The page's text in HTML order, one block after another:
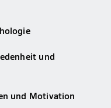
und
und Motivation